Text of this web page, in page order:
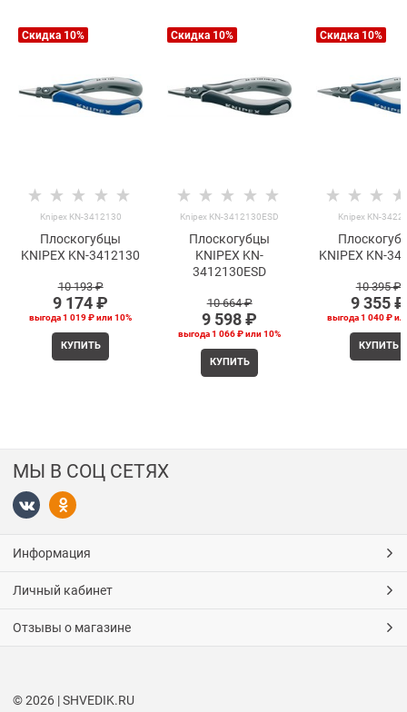
Скидка 10%
Knipex KN-3412130
Плоскогубцы
KNIPEX KN-3412130
10 193 ₽
9 174 ₽
выгода1 019 ₽или10%
КУПИТЬ
Скидка 10%
Knipex KN-3412130ESD
Плоскогубцы
KNIPEX KN-
3412130ESD
10 664 ₽
9 598 ₽
выгода1 066 ₽или10%
КУПИТЬ
Скидка 10%
Knipex KN-
KNIPEX KN-
10 395 ₽
9 355 ₽
выгода1 040 ₽
КУПИТЬ
МЫ В СОЦ СЕТЯХ
Информация
Личный кабинет
Отзывы о магазине
© 2026 | SHVEDIK.RU